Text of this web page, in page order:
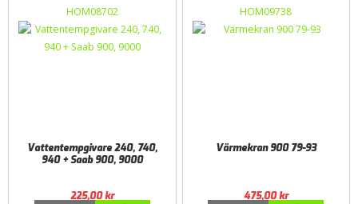
HOM08702
Vattentempgivare 240, 740,
940 + Saab 900, 9000
225,00kr
HOM09738
Värmekran 900 79-93
475,00kr